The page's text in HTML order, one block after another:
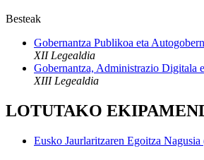
Besteak
Gobernantza Publikoa eta
XII Legealdia
Gobernantza, Administrazio Digitala
XIII Legealdia
LOTUTAKO
Eusko Jaurlaritzaren Egoitza